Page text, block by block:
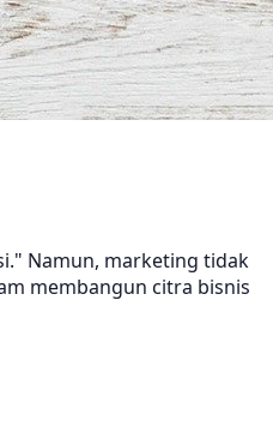
Namun, marketing tidak
membangun citra bisnis